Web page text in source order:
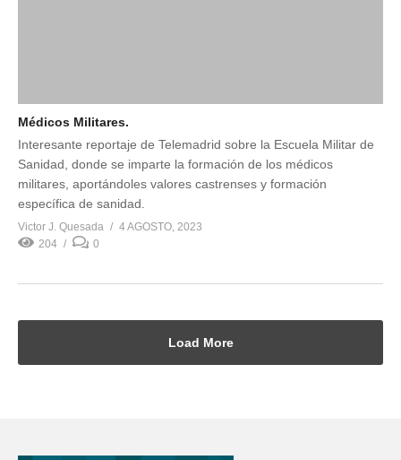
Médicos Militares.
Interesante reportaje de Telemadrid sobre la Escuela Militar de
Sanidad, donde se imparte la formación de los médicos
militares, aportándoles valores castrenses y formación
específica de sanidad.
Victor J. Quesada
4 AGOSTO, 2023
204
0
Load More